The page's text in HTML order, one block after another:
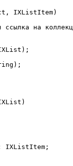
IXListItem)
ссылка на
IXListItem;